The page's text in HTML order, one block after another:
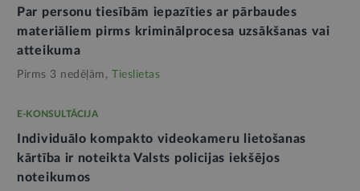
Par personu tiesībām iepazīties ar pārbaudes
materiāliem pirms kriminālprocesa uzsākšanas vai
atteikuma
Pirms 3 nedēļām, Tieslietas
E-KONSULTĀCIJA
Individuālo kompakto videokameru lietošanas
kārtība ir noteikta Valsts policijas iekšējos
noteikumos